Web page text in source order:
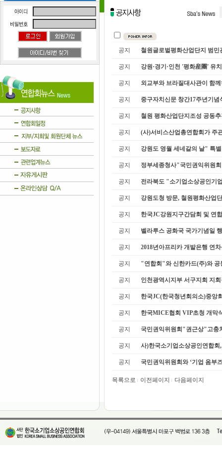
공지 철원글로벌평화산업단지 범민
공지 강원·경기·인천 '평화産團' 유
공지 외교부와 브라질대사관이 함
공지 중구자치신문 창간17주년기념
공지 철원 평화산업단지조성 공동
공지 (사)서비스산업총연합회가 주
공지 강원도 영월 세네갈의 날" 특
공지 정부세종청사"국민권익위원
공지 전라북도 "소기업소상공인기
공지 강원도청 방문, 철원평화산업
공지 한국JC강원지구간담회 및 연
공지 벨라루스 공화국 국가기념일
공지 2018년아프리카 개발은행 연
공지 "연합회"와 신한카드(주)와 공
공지 인천광역시지부 서구지회 지
공지 한국JC(한국청년회의소)중앙
공지 한국MICE협회 VIP초청 개막
공지 국민권익위원회"권근상"고충
공지 사)한국소기업소상공인연합회
공지 국민권익위원회와 ‘기업 옴부
목록으로 이전페이지 다음페이지